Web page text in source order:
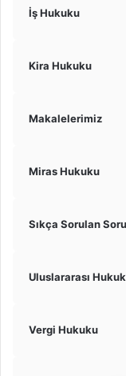
İş Hukuku
Kira Hukuku
Makalelerimiz
Miras Hukuku
Sıkça Sorulan
Uluslararası Hukuk
Vergi Hukuku